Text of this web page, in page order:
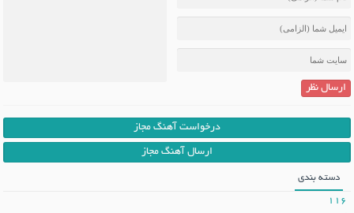
ارسال نظر
درخواست آهنگ مجاز
ارسال آهنگ مجاز
دسته بندی
116